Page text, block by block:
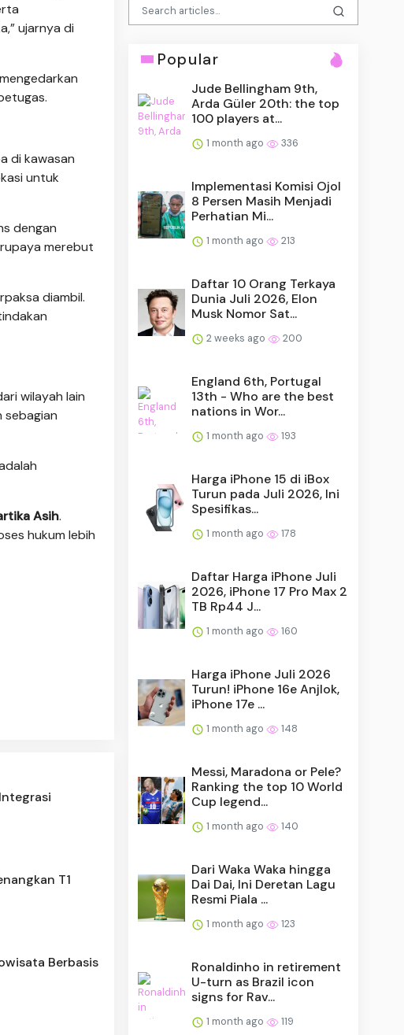
ujarnya di
di kawasan
untuk
dengan
merebut
diambil.
wilayah lain
sebagian
Asih.
hukum lebih
T1
Berbasis
Popular
Jude Bellingham 9th,
Arda Güler 20th: the top
100 players at...
1 month ago 336
Implementasi Komisi Ojol
8 Persen Masih Menjadi
Perhatian Mi...
1 month ago 213
Daftar 10 Orang Terkaya
Dunia Juli 2026, Elon
Musk Nomor Sat...
2 weeks ago 200
England 6th, Portugal
13th - Who are the best
nations in Wor...
1 month ago 193
Harga iPhone 15 di iBox
Turun pada Juli 2026, Ini
Spesifikas...
1 month ago 178
Daftar Harga iPhone Juli
2026, iPhone 17 Pro Max 2
TB Rp44 J...
1 month ago 160
Harga iPhone Juli 2026
Turun! iPhone 16e Anjlok,
iPhone 17e ...
1 month ago 148
Messi, Maradona or Pele?
Ranking the top 10 World
Cup legend...
1 month ago 140
Dari Waka Waka hingga
Dai Dai, Ini Deretan Lagu
Resmi Piala ...
1 month ago 123
Ronaldinho in retirement
U-turn as Brazil icon
signs for Rav...
1 month ago 119